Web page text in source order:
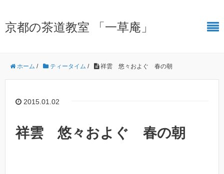
京都の茶道教室 「一草庵」
ホーム / ティータイム / 祥雲 悠々およぐ 春の朝
2015.01.02
祥雲 悠々およぐ 春の朝